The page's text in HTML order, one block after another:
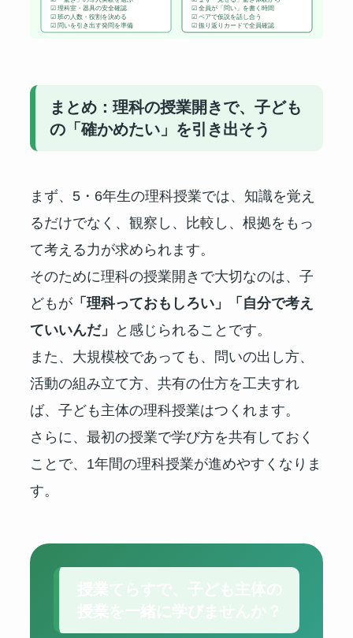
☑ 理科室・器具の安全確認
☑ 班の人数・役割を決める
☑ 問いを引き出す発問を準備
☑ 全員が「問い」を書く時間
☑ ペアで仮説を話し合う
☑ 振り返りカードで全員確認
まとめ：理科の授業開きで、子ども
の「確かめたい」を引き出そう
まず、5・6年生の理科授業では、知識を覚え
るだけでなく、観察し、比較し、根拠をもっ
て考える力が求められます。
そのために理科の授業開きで大切なのは、子
どもが「理科っておもしろい」「自分で考え
ていいんだ」
と感じられることです。
また、大規模校であっても、問いの出し方、
活動の組み立て方、共有の仕方を工夫すれ
ば、子ども主体の理科授業はつくれます。
さらに、最初の授業で学び方を共有しておく
ことで、1年間の理科授業が進めやすくなりま
す。